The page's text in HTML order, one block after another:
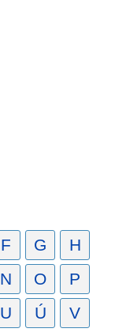
F G
H
N O
P
U Ú V